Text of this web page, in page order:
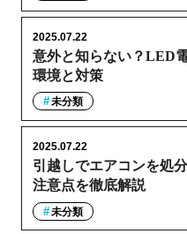
意外と知らない？LED
環境と対策
2025.07.22
未分類
引越しでエアコンを処
注意点を徹底解説
2025.07.22
未分類